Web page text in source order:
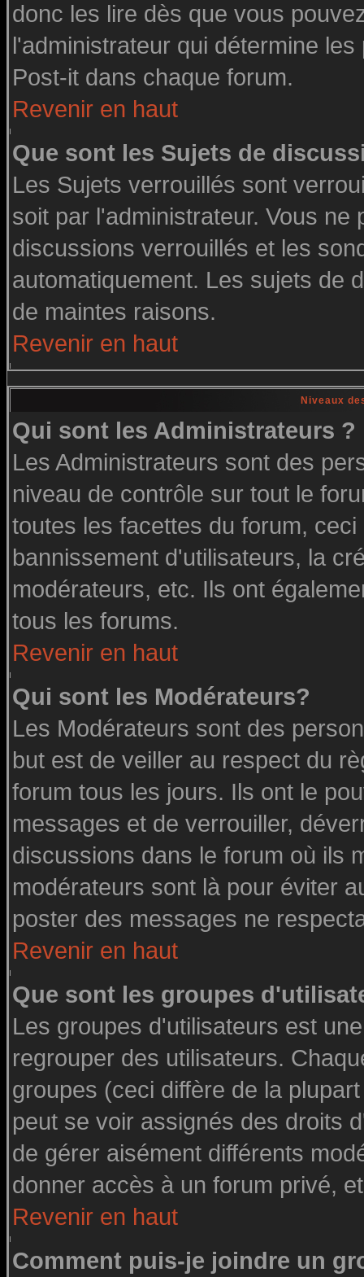
donc les lire dès que vous
l'administrateur qui détermine
Post-it dans chaque forum.
Revenir en haut
Que sont les Sujets de
Les Sujets verrouillés sont
soit par l'administrateur. Vous
discussions verrouillés et les
automatiquement. Les sujets de
de maintes raisons.
Revenir en haut
Niveaux
Qui sont les Administrateurs ?
Les Administrateurs sont des
niveau de contrôle sur tout le
toutes les facettes du forum,
bannissement d'utilisateurs, la
modérateurs, etc. Ils ont
tous les forums.
Revenir en haut
Qui sont les Modérateurs?
Les Modérateurs sont des
but est de veiller au respect du
forum tous les jours. Ils ont le
messages et de verrouiller,
discussions dans le forum où ils
modérateurs sont là pour éviter
poster des messages ne
Revenir en haut
Que sont les groupes
Les groupes d'utilisateurs est
regrouper des utilisateurs.
groupes (ceci diffère de la
peut se voir assignés des droits
de gérer aisément différents
donner accès à un forum privé,
Revenir en haut
Comment puis-je joindre un